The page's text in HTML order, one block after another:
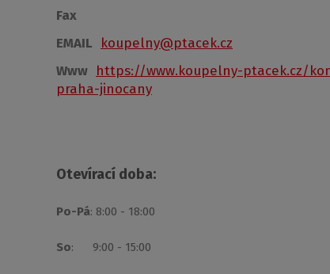
Fax
EMAIL
koupelny@ptacek.cz
Www https://www.koupelny-ptacek.cz/
praha-jinocany
Otevírací doba:
Po-Pá: 8:00 - 18:00
So: 9:00 - 15:00